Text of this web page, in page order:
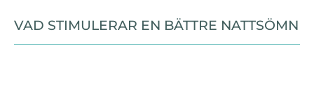
VAD STIMULERAR EN BÄTTRE NATTSÖMN